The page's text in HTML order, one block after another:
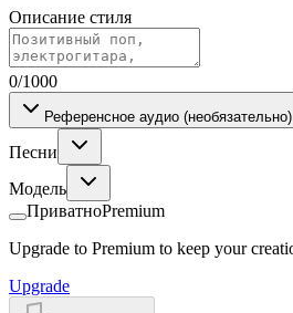
Описание стиля
0/1000
Референсное аудио (необязательно)
Песни
Модель
ПриватноPremium
Upgrade to Premium to keep your
Upgrade